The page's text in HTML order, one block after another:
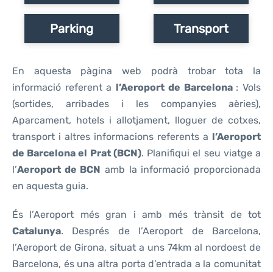
Parking Transport
En aquesta pàgina web podrà trobar tota la
informació referent a l’Aeroport de Barcelona : Vols
(sortides, arribades i les companyies aèries),
Aparcament, hotels i allotjament, lloguer de cotxes,
transport i altres informacions referents a l’Aeroport
de Barcelona el Prat (BCN). Planifiqui el seu viatge a
l’Aeroport de BCN amb la informació proporcionada
en aquesta guia.
És l’Aeroport més gran i amb més trànsit de tot
Catalunya. Després de l’Aeroport de Barcelona,
l’Aeroport de Girona, situat a uns 74km al nordoest de
Barcelona, és una altra porta d’entrada a la comunitat